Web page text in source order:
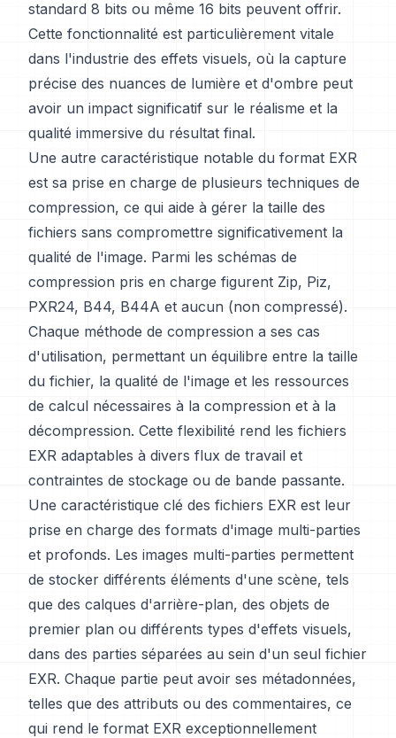
standard 8 bits ou même 16 bits peuvent offrir.
Cette fonctionnalité est particulièrement vitale
dans l'industrie des effets visuels, où la capture
précise des nuances de lumière et d'ombre peut
avoir un impact significatif sur le réalisme et la
qualité immersive du résultat final.
Une autre caractéristique notable du format EXR
est sa prise en charge de plusieurs techniques de
compression, ce qui aide à gérer la taille des
fichiers sans compromettre significativement la
qualité de l'image. Parmi les schémas de
compression pris en charge figurent Zip, Piz,
PXR24, B44, B44A et aucun (non compressé).
Chaque méthode de compression a ses cas
d'utilisation, permettant un équilibre entre la taille
du fichier, la qualité de l'image et les ressources
de calcul nécessaires à la compression et à la
décompression. Cette flexibilité rend les fichiers
EXR adaptables à divers flux de travail et
contraintes de stockage ou de bande passante.
Une caractéristique clé des fichiers EXR est leur
prise en charge des formats d'image multi-parties
et profonds. Les images multi-parties permettent
de stocker différents éléments d'une scène, tels
que des calques d'arrière-plan, des objets de
premier plan ou différents types d'effets visuels,
dans des parties séparées au sein d'un seul fichier
EXR. Chaque partie peut avoir ses métadonnées,
telles que des attributs ou des commentaires, ce
qui rend le format EXR exceptionnellement